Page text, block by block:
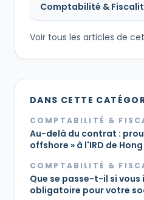
Comptabilité &
Voir tous les articles de
DANS CETTE
COMPTABILITÉ &
Au-delà du contrat :
offshore » à l'IRD de
COMPTABILITÉ &
Que se passe-t-il si
obligatoire pour votre